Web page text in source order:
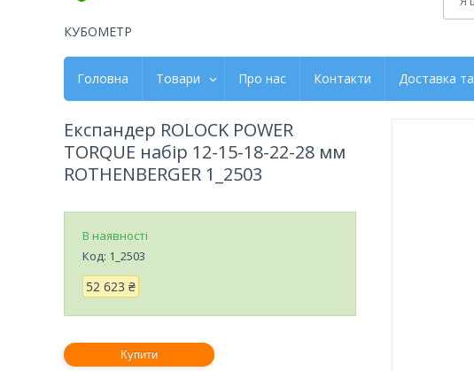
КУБОМЕТР
Головна Товари Про нас Контакти Доставка
Експандер ROLOCK POWER
TORQUE набір 12-15-18-22-28 мм
ROTHENBERGER 1_2503
В наявності
Код: 1_2503
52 623 ₴
Купити